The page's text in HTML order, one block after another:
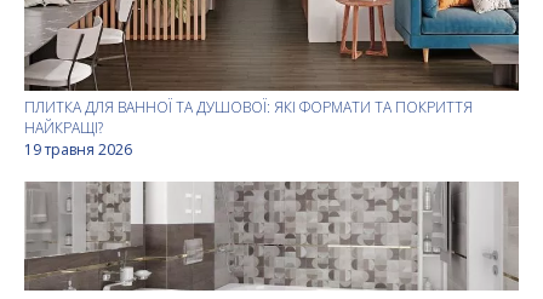
ПЛИТКА ДЛЯ ВАННОЇ ТА ДУШОВОЇ: ЯКІ ФОРМАТИ ТА ПОКРИТТЯ
НАЙКРАЩІ?
19 травня 2026